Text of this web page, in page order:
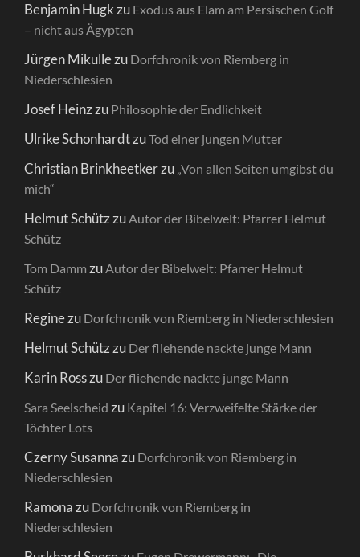
Benjamin Hugkzu Exodus aus Elam am Persischen Golf
– nicht aus Ägypten
Jürgen Mikullezu Dorfchronik von Riemberg in
Niederschlesien
Josef Heinzzu Philosophie der Endlichkeit
Ulrike SchonhardtzuTod einer jungen Mutter
Christian Brinkheetkerzu „Von allen Seiten umgibst du
mich“
Helmut SchützzuAutor der Bibelwelt: Pfarrer Helmut
Schütz
Tom Damm zuAutor der Bibelwelt: Pfarrer Helmut
Schütz
Reginezu Dorfchronik von Riemberg in Niederschlesien
Helmut Schützzu Der fliehende nackte junge Mann
Karin Rosszu Der fliehende nackte junge Mann
Sara Seelscheid zu Kapitel 16: Verzweifelte Stärke der
Töchter Lots
Czerny Susannazu Dorfchronik von Riemberg in
Niederschlesien
Ramonazu Dorfchronik von Riemberg in
Niederschlesien